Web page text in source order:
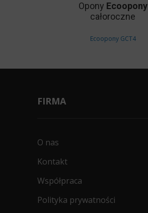
Opony Ecoopony
całoroczne
Ecoopony GCT4
FIRMA
O nas
Kontakt
Współpraca
Polityka prywatności